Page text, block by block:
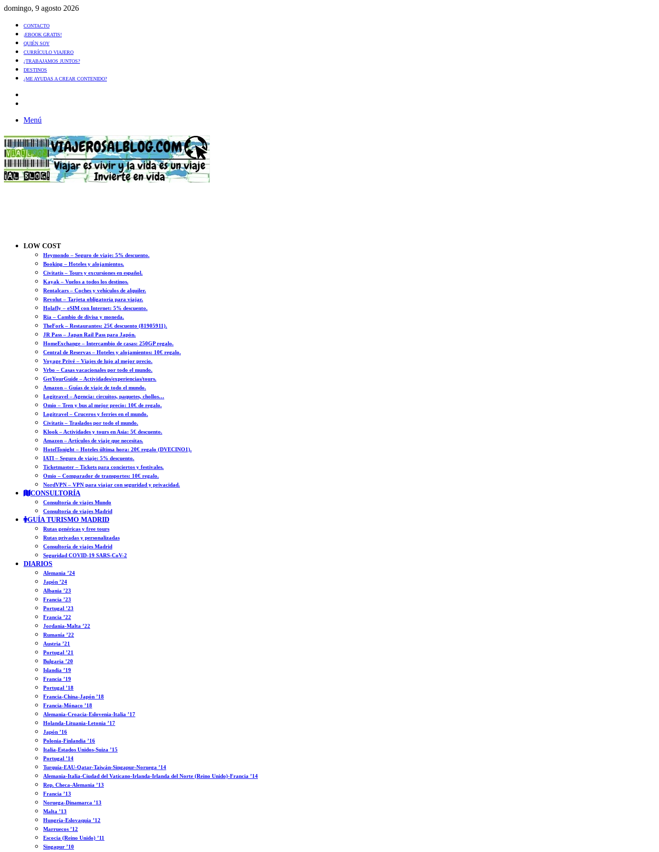
domingo, 9 agosto 2026
CONTACTO
¡EBOOK GRATIS!
QUIÉN SOY
CURRÍCULO VIAJERO
¿TRABAJAMOS JUNTOS?
DESTINOS
¿ME AYUDAS A CREAR CONTENIDO?
Menú
LOW COST
Heymondo – Seguro de viaje: 5% descuento.
Booking – Hoteles y alojamientos.
Civitatis – Tours y excursiones en español.
Kayak – Vuelos a todos los destinos.
Rentalcars – Coches y vehículos de alquiler.
Revolut – Tarjeta obligatoria para viajar.
Holafly – eSIM con Internet: 5% descuento.
Ria – Cambio de divisa y moneda.
TheFork – Restaurantes: 25€ descuento (81905911).
JR Pass – Japan Rail Pass para Japón.
HomeExchange – Intercambio de casas: 250GP regalo.
Central de Reservas – Hoteles y alojamientos: 10€ regalo.
Voyage Privé – Viajes de lujo al mejor precio.
Vrbo – Casas vacacionales por todo el mundo.
GetYourGuide – Actividades/experiencias/tours.
Amazon – Guías de viaje de todo el mundo.
Logitravel – Agencia: circuitos, paquetes, chollos…
Omio – Tren y bus al mejor precio: 10€ de regalo.
Logitravel – Cruceros y ferries en el mundo.
Civitatis – Traslados por todo el mundo.
Klook – Actividades y tours en Asia: 5€ descuento.
Amazon – Artículos de viaje que necesitas.
HotelTonight – Hoteles última hora: 20€ regalo (DVECINO1).
IATI – Seguro de viaje: 5% descuento.
Ticketmaster – Tickets para conciertos y festivales.
Omio – Comparador de transportes: 10€ regalo.
NordVPN – VPN para viajar con seguridad y privacidad.
CONSULTORÍA
Consultoría de viajes Mundo
Consultoría de viajes Madrid
GUÍA TURISMO MADRID
Rutas genéricas y free tours
Rutas privadas y personalizadas
Consultoría de viajes Madrid
Seguridad COVID-19 SARS-CoV-2
DIARIOS
Alemania ’24
Japón ’24
Albania ’23
Francia ’23
Portugal ’23
Francia ’22
Jordania-Malta ’22
Rumanía ’22
Austria ’21
Portugal ’21
Bulgaria ’20
Islandia ’19
Francia ’19
Portugal ’18
Francia-China-Japón ’18
Francia-Mónaco ’18
Alemania-Croacia-Eslovenia-Italia ’17
Holanda-Lituania-Letonia ’17
Japón ’16
Polonia-Finlandia ’16
Italia-Estados Unidos-Suiza ’15
Portugal ’14
Turquía-EAU-Qatar-Taiwán-Singapur-Noruega ’14
Alemania-Italia-Ciudad del Vaticano-Irlanda-Irlanda del Norte (Reino Unido)-Francia ’14
Rep. Checa-Alemania ’13
Francia ’13
Noruega-Dinamarca ’13
Malta ’13
Hungría-Eslovaquia ’12
Marruecos ’12
Escocia (Reino Unido) ’11
Singapur ’10